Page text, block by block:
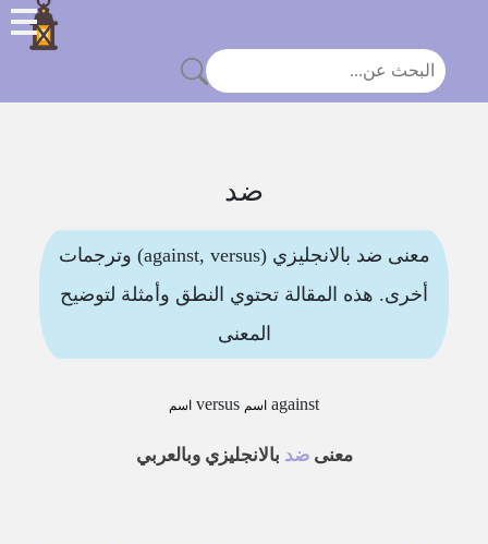
ضد
معنى ضد بالانجليزي (against, versus) وترجمات
أخرى. هذه المقالة تحتوي النطق وأمثلة لتوضيح
المعنى
against اسم versus اسم
معنىضد بالانجليزي وبالعربي